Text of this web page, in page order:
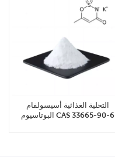
التحلية الغذائية أسيسولفام
البوتاسيوم CAS 33665-90-6